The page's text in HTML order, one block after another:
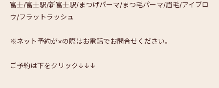
富士/富士駅/新富士駅/まつげパーマ/まつ毛パーマ/眉毛/アイブロ
ウ/フラットラッシュ
※ネット予約が×の際はお電話でお問合せください。
ご予約は下をクリック↓↓↓